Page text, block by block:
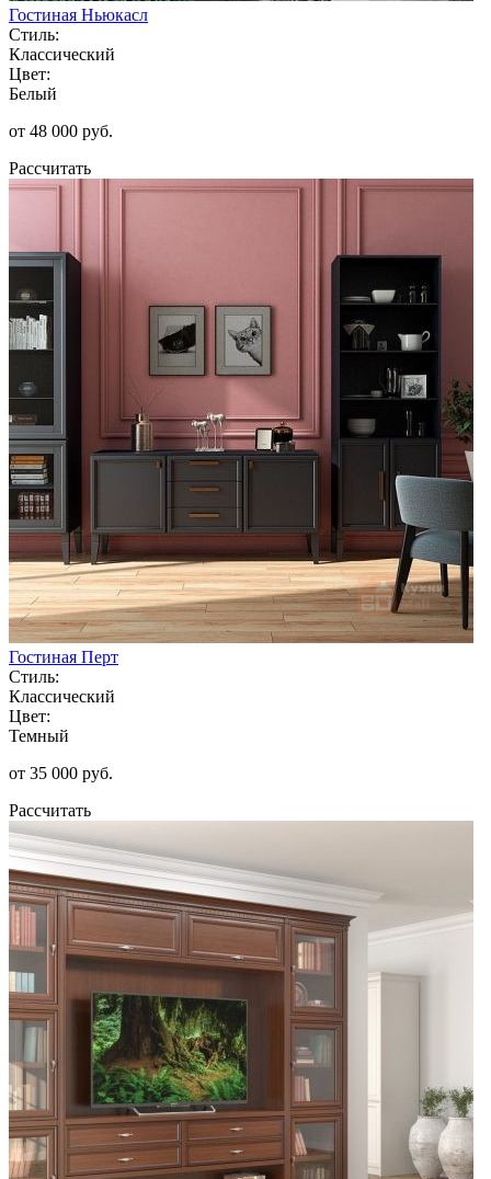
Гостиная Ньюкасл
Стиль:
Классический
Цвет:
Белый
от 48 000 руб.
Рассчитать
Гостиная Перт
Стиль:
Классический
Цвет:
Темный
от 35 000 руб.
Рассчитать